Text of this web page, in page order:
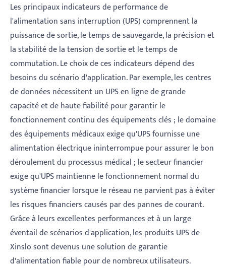
Les principaux indicateurs de performance de
l'alimentation sans interruption (UPS) comprennent la
puissance de sortie, le temps de sauvegarde, la précision et
la stabilité de la tension de sortie et le temps de
commutation. Le choix de ces indicateurs dépend des
besoins du scénario d'application. Par exemple, les centres
de données nécessitent un UPS en ligne de grande
capacité et de haute fiabilité pour garantir le
fonctionnement continu des équipements clés ; le domaine
des équipements médicaux exige qu'UPS fournisse une
alimentation électrique ininterrompue pour assurer le bon
déroulement du processus médical ; le secteur financier
exige qu'UPS maintienne le fonctionnement normal du
système financier lorsque le réseau ne parvient pas à éviter
les risques financiers causés par des pannes de courant.
Grâce à leurs excellentes performances et à un large
éventail de scénarios d'application, les produits UPS de
Xinslo sont devenus une solution de garantie
d'alimentation fiable pour de nombreux utilisateurs.